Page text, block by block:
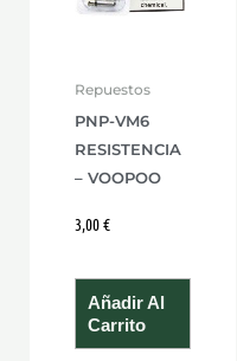
Repuestos
PNP-VM6
RESISTENCIA
– VOOPOO
3,00€
Añadir Al
Carrito